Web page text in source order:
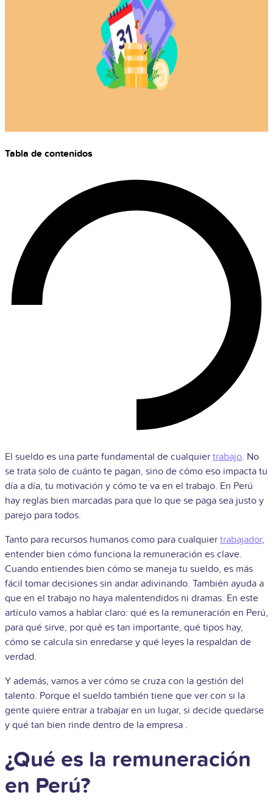
Tabla de contenidos
El sueldo es una parte fundamental de cualquier trabajo. No
se trata solo de cuánto te pagan, sino de cómo eso impacta tu
día a día, tu motivación y cómo te va en el trabajo. En Perú
hay reglas bien marcadas para que lo que se paga sea justo y
parejo para todos.
Tanto para recursos humanos como para cualquier trabajador,
entender bien cómo funciona la remuneración es clave.
Cuando entiendes bien cómo se maneja tu sueldo, es más
fácil tomar decisiones sin andar adivinando. También ayuda a
que en el trabajo no haya malentendidos ni dramas. En este
artículo vamos a hablar claro: qué es la remuneración en Perú,
para qué sirve, por qué es tan importante, qué tipos hay,
cómo se calcula sin enredarse y qué leyes la respaldan de
verdad.
Y además, vamos a ver cómo se cruza con la gestión del
talento. Porque el sueldo también tiene que ver con si la
gente quiere entrar a trabajar en un lugar, si decide quedarse
y qué tan bien rinde dentro de la empresa .
¿Qué es la remuneración
en Perú?